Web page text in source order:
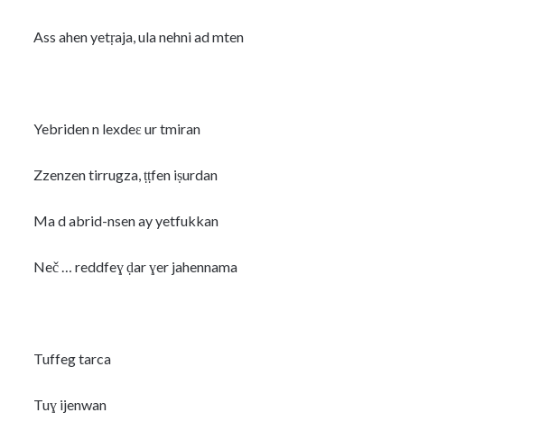
Ass ahen yetṛaja, ula nehni ad mten
Yebriden n lexdeɛ ur tmiran
Zzenzen tirrugza, ṭṭfen iṣurdan
Ma d abrid-nsen ay yetfukkan
Neč … reddfeɣ ḍar ɣer jahennama
Tuffeg tarca
Tuɣ ijenwan